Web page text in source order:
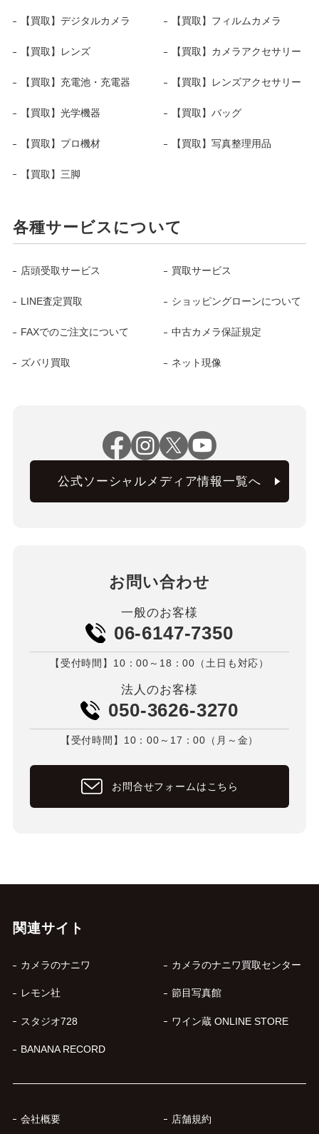
【買取】デジタルカメラ 【買取】フィルムカメラ
【買取】レンズ 【買取】カメラアクセサリー
【買取】充電池・充電器 【買取】レンズアクセサリー
【買取】光学機器 【買取】バッグ
【買取】プロ機材 【買取】写真整理用品
【買取】三脚
各種サービスについて
店頭受取サービス 買取サービス
LINE査定買取 ショッピングローンについて
FAXでのご注文について 中古カメラ保証規定
ズバリ買取 ネット現像
公式ソーシャルメディア情報一覧へ
お問い合わせ
一般のお客様
06-6147-7350
【受付時間】10：00～18：00（土日も対応）
法人のお客様
050-3626-3270
【受付時間】10：00～17：00（月～金）
お問合せフォームはこちら
関連サイト
カメラのナニワ カメラのナニワ買取センター
レモン社 節目写真館
スタジオ728 ワイン蔵 ONLINE STORE
BANANA RECORD
会社概要 店舗規約